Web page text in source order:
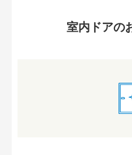
室内ドアの